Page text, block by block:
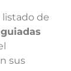
listado de
sus